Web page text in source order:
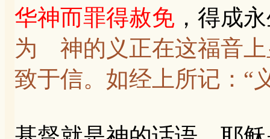
华神而罪得赦免 ，得成
为 神的义正在这福音上
致于信。如经上所记：“